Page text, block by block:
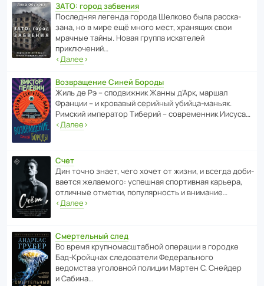
ЗАТО: город забвения
После­дняя легенда города Шелково была расска­
зана, но в мире ещё много мест, хранящих свои
мрачные тайны. Новая группа иска­телей
приключений…
‹Далее›
Возвращение Синей Бороды
Жиль де Рэ – спод­ви­жник Жанны д’Арк, маршал
Франции – и кровавый серийный убийца-маньяк.
Римский импе­ратор Тиберий – совре­менник Иисуса…
‹Далее›
Счет
Дин точно знает, чего хочет от жизни, и всегда доби­
ва­ется жела­е­мого: успе­шная спор­ти­вная карьера,
отли­чные отметки, попу­ля­р­ность и внимание…
‹Далее›
Смертельный след
Во время круп­но­мас­ш­та­бной операции в городке
Бад‑Крой­цнах следо­ва­тели Феде­раль­ного
ведомства уголо­вной полиции Мартен С. Снейдер
и Сабина…